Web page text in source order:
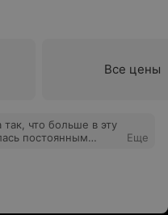
Все цены
что больше в эту
постоянным
Еще